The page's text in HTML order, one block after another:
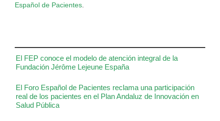
El FEP conoce el modelo de atención integral de la
Fundación Jérôme Lejeune España
El Foro Español de Pacientes reclama una participación
real de los pacientes en el Plan Andaluz de Innovación en
Salud Pública
Español de Pacientes